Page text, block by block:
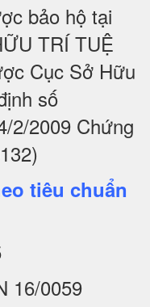
bảo hộ tại
TRÍ TUỆ
Cục Sở Hữu
số
2/2009 Chứng
tiêu chuẩn
16/0059